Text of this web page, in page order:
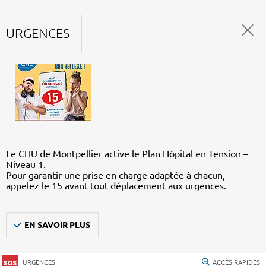
URGENCES
Le CHU de Montpellier active le Plan Hôpital en Tension –
Niveau 1.
Pour garantir une prise en charge adaptée à chacun,
appelez le 15 avant tout déplacement aux urgences.
EN SAVOIR PLUS
URGENCES ACCÈS RAPIDES